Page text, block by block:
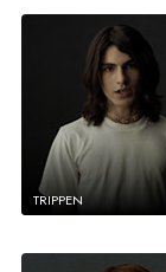
TRIPPEN